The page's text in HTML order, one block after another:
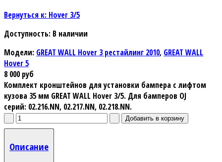
Вернуться к: Hover 3/5
Доступность: В наличии
Модели: GREAT WALL Hover 3 рестайлинг 2010, GREAT WALL
Hover 5
8 000 руб
Комплект кронштейнов для установки бампера с лифтом
кузова 35 мм GREAT WALL Hover 3/5. Для бамперов OJ
серий: 02.216.NN, 02.217.NN, 02.218.NN.
Описание